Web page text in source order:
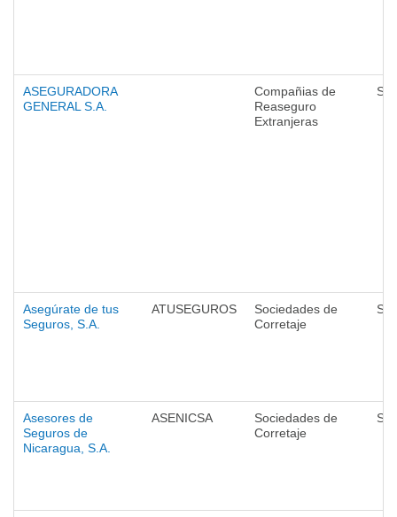
ASEGURADORA
GENERAL S.A.
Compañias de
Reaseguro
Extranjeras
Asegúrate de tus
Seguros, S.A.
ATUSEGUROS
Sociedades de
Corretaje
Asesores de
Seguros de
Nicaragua, S.A.
ASENICSA
Sociedades de
Corretaje